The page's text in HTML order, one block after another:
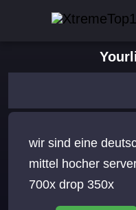
wir sind eine
mittel hocher
700x drop 350x